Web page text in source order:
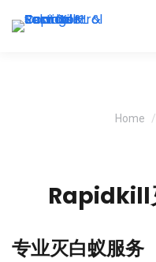
You
Home
Rapidkill
专业灭白蚁服务